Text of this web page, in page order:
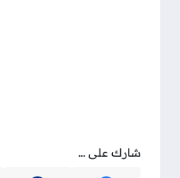
شارك على ...